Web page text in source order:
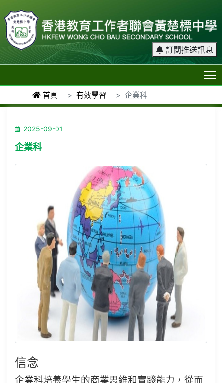
訂閱推送訊息
首頁 有效學習 企業科
2025-09-01
企業科
信念
企業科培養學生的商業思維和實踐能力，從而